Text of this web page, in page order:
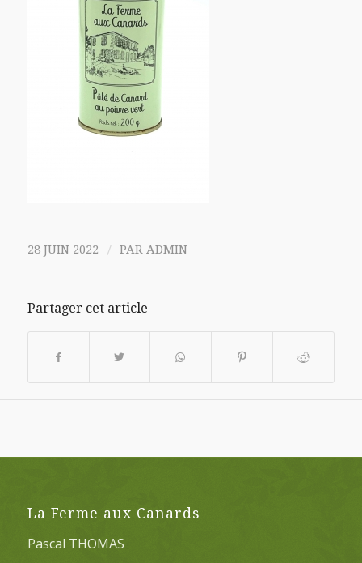
28 JUIN 2022 / PAR ADMIN
Partager cet article
La Ferme aux Canards
Pascal THOMAS